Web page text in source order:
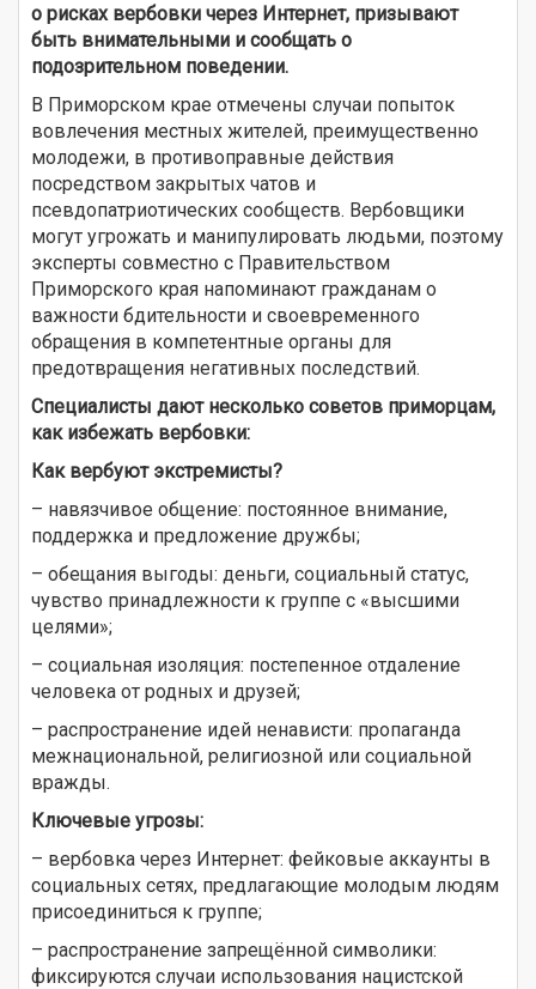
о рисках вербовки через Интернет, призывают
быть внимательными и сообщать о
подозрительном поведении.
В Приморском крае отмечены случаи попыток
вовлечения местных жителей, преимущественно
молодежи, в противоправные действия
посредством закрытых чатов и
псевдопатриотических сообществ. Вербовщики
могут угрожать и манипулировать людьми, поэтому
эксперты совместно с Правительством
Приморского края напоминают гражданам о
важности бдительности и своевременного
обращения в компетентные органы для
предотвращения негативных последствий.
Специалисты дают несколько советов приморцам,
как избежать вербовки:
Как вербуют экстремисты?
– навязчивое общение: постоянное внимание,
поддержка и предложение дружбы;
– обещания выгоды: деньги, социальный статус,
чувство принадлежности к группе с «высшими
целями»;
– социальная изоляция: постепенное отдаление
человека от родных и друзей;
– распространение идей ненависти: пропаганда
межнациональной, религиозной или социальной
вражды.
Ключевые угрозы:
– вербовка через Интернет: фейковые аккаунты в
социальных сетях, предлагающие молодым людям
присоединиться к группе;
– распространение запрещённой символики:
фиксируются случаи использования нацистской